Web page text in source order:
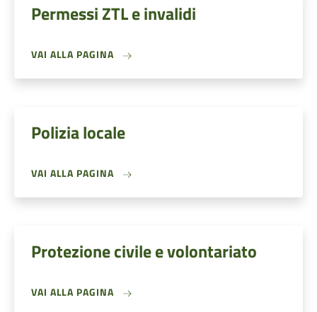
Permessi ZTL e invalidi
VAI ALLA PAGINA
Polizia locale
VAI ALLA PAGINA
Protezione civile e volontariato
VAI ALLA PAGINA